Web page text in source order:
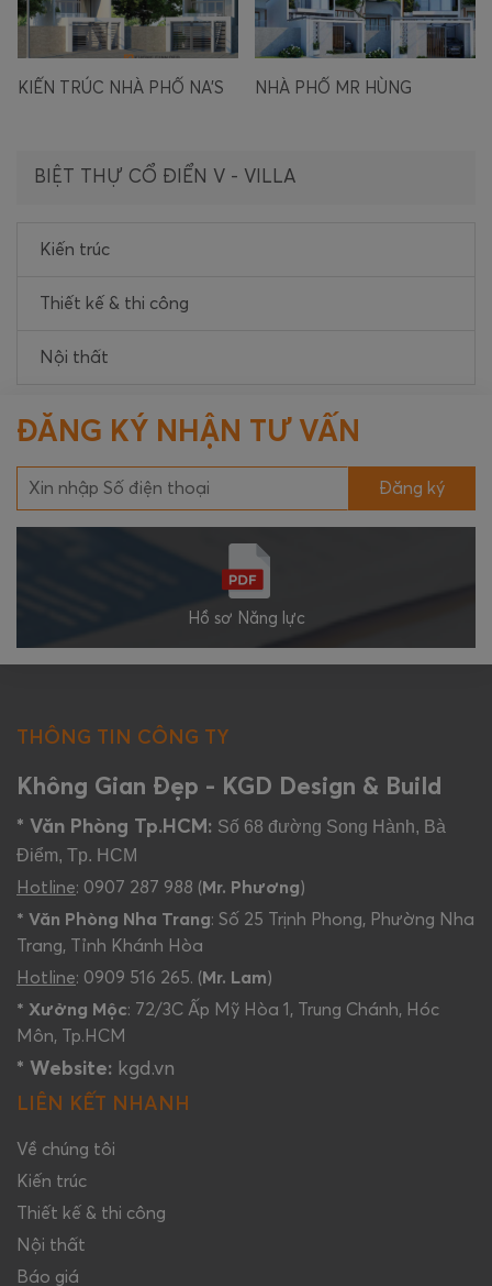
BIỆT THỰ CỔ ĐIỂN V - VILLA
Kiến trúc
Thiết kế & thi công
Nội thất
NHÀ PHỐ MR HÙNG BIỆT THỰ PHỐ NHA TRANG
ĐĂNG KÝ NHẬN TƯ VẤN
Đăng ký
Hồ sơ Năng lực
THÔNG TIN CÔNG TY
Không Gian Đẹp - KGD Design & Build
* Văn Phòng Tp.HCM: Số 68 đường Song Hành, Bà
Điểm, Tp. HCM
Hotline: 0907 287 988 (Mr. Phương)
* Văn Phòng Nha Trang: Số 25 Trịnh Phong, Phường Nha
Trang, Tỉnh Khánh Hòa
Hotline: 0909 516 265. (Mr. Lam)
* Xưởng Mộc: 72/3C Ấp Mỹ Hòa 1, Trung Chánh, Hóc
Môn, Tp.HCM
* Website: kgd.vn
LIÊN KẾT NHANH
Về chúng tôi
Kiến trúc
Thiết kế & thi công
Nội thất
Báo giá